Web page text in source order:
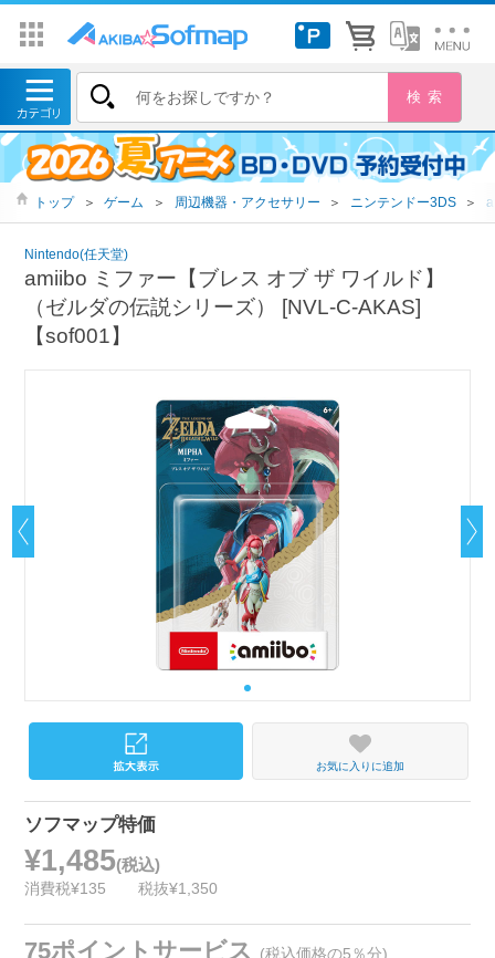
トップ ＞ ゲーム ＞ 周辺機器・アクセサリー ＞ ニンテンドー3DS ＞
Nintendo(任天堂)
amiibo ミファー【ブレス オブ ザ ワイルド】
（ゼルダの伝説シリーズ） [NVL-C-AKAS]
【sof001】
お気に入りに追加
ソフマップ特価
¥1,485(税込)
消費税¥135 税抜¥1,350
75ポイントサービス (税込価格の5％分)